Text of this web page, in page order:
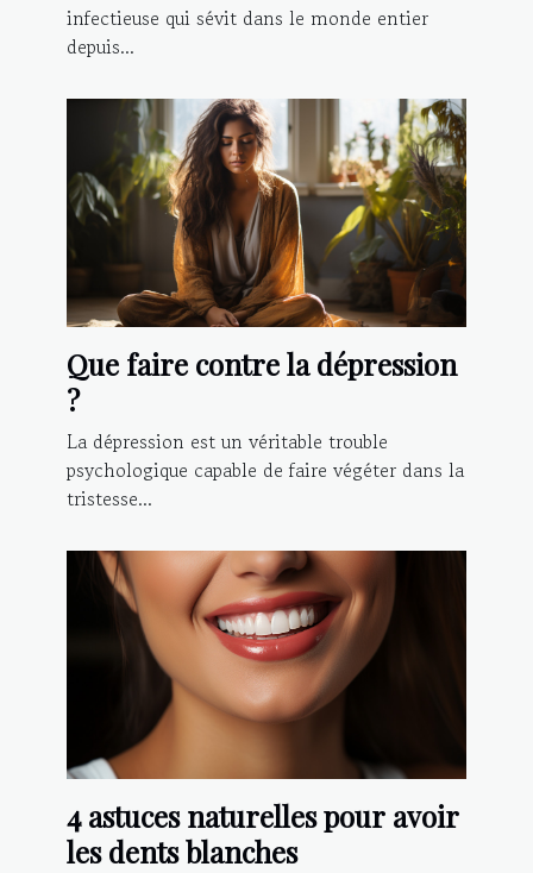
infectieuse qui sévit dans le monde entier
depuis...
Que faire contre la dépression
?
La dépression est un véritable trouble
psychologique capable de faire végéter dans la
tristesse...
4 astuces naturelles pour avoir
les dents blanches